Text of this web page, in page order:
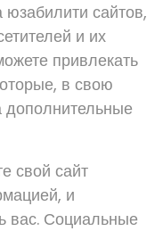
сайтов,
и их
привлекать
в свою
дополнительные
свой сайт
и
вас. Социальные